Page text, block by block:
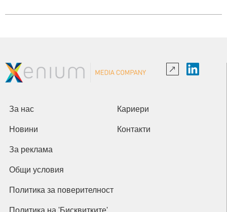
За нас Кариери
Новини Контакти
За реклама
Общи условия
Политика за поверителност
Политика на 'Бисквитките'